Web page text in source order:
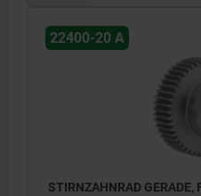
22400-20 A
STIRNZAHNRAD